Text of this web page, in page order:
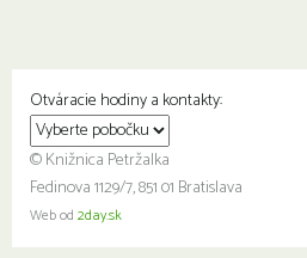
Otváracie hodiny a kontakty:
© Knižnica Petržalka
Fedinova 1129/7, 851 01 Bratislava
Web od 2day.sk